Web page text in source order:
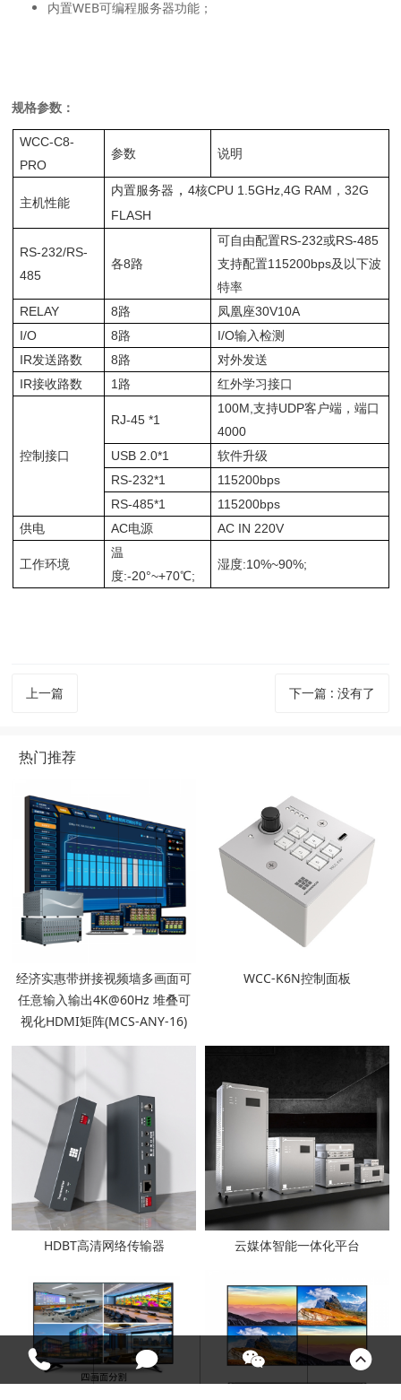
内置WEB可编程服务器功能；
规格参数 ：
WCC-C8-
PRO
参数 说明
主机性能
内置服务器 ， 4核CPU 1.5GHz,4G RAM，32G
FLASH
RS-232/RS-
485
各8路
可自由配置RS-232或RS-485
支持配置115200bps及以下波
特率
RELAY
8路
凤凰座30V10A
I/O
8路
I/O输入检测
IR发送路数
8路
对外发送
IR接收路数
1路 红外学习接口
控制接口
RJ-45 *1
100M,支持UDP客户端，端口
4000
USB 2.0*1
软件升级
RS-232*1
115200bps
RS-485*1
115200bps
供电
AC电源 AC IN 220V
工作环境
温
度:-20°~+70℃;
湿度:10%~90%;
上一篇 下一篇: 没有了
热门推荐
经济实惠带拼接视频墙多画面可
任意输入输出4K@60Hz 堆叠可
视化HDMI矩阵(MCS-ANY-16)
WCC-K6N控制面板
HDBT高清网络传输器 云媒体智能一体化平台